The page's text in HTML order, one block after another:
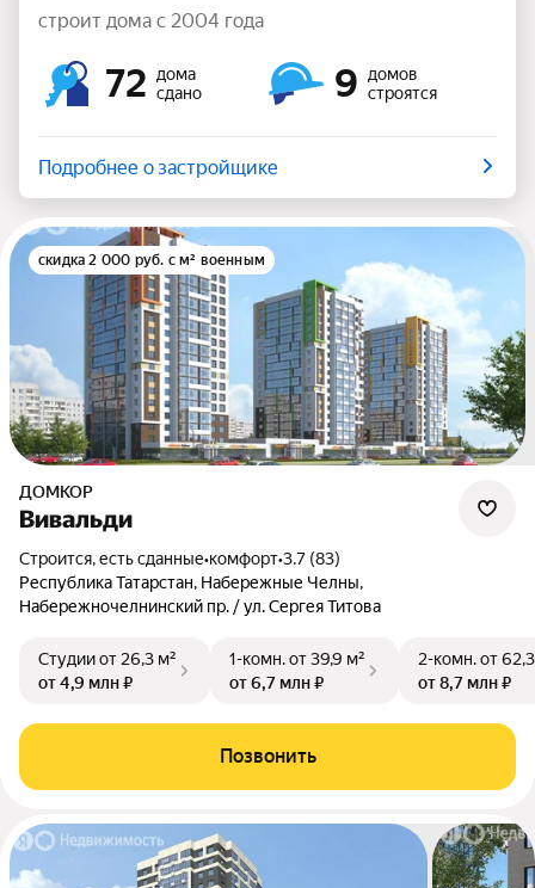
строит дома с 2004 года
72
дома
сдано
9
домов
строятся
Подробнее о застройщике
скидка 2 000 руб. с м² военным
ДОМКОР
Вивальди
Строится, есть сданные•комфорт•3.7 (83)
Республика Татарстан, Набережные Челны,
Набережночелнинский пр. / ул. Сергея Титова
Студииот 26,3 м²
от 4,9 млн ₽
1-комн.от 39,9 м²
от 6,7 млн ₽
2-комн.от
от 8,7 млн ₽
Позвонить